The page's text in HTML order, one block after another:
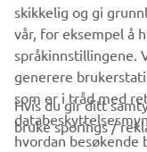
VIRKSOMHET
skikkelig og gi
vår, for eksempel å
språkinnstillingene.
generere
som er i tråd med
hvordan
Hvis du gir ditt
bruke sporings /